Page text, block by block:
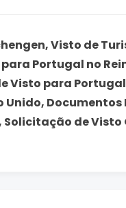
Visto de
Portugal no
Visto para
de Visto